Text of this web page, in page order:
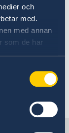
och
med.
med annan
som de har
sida av
finns
med